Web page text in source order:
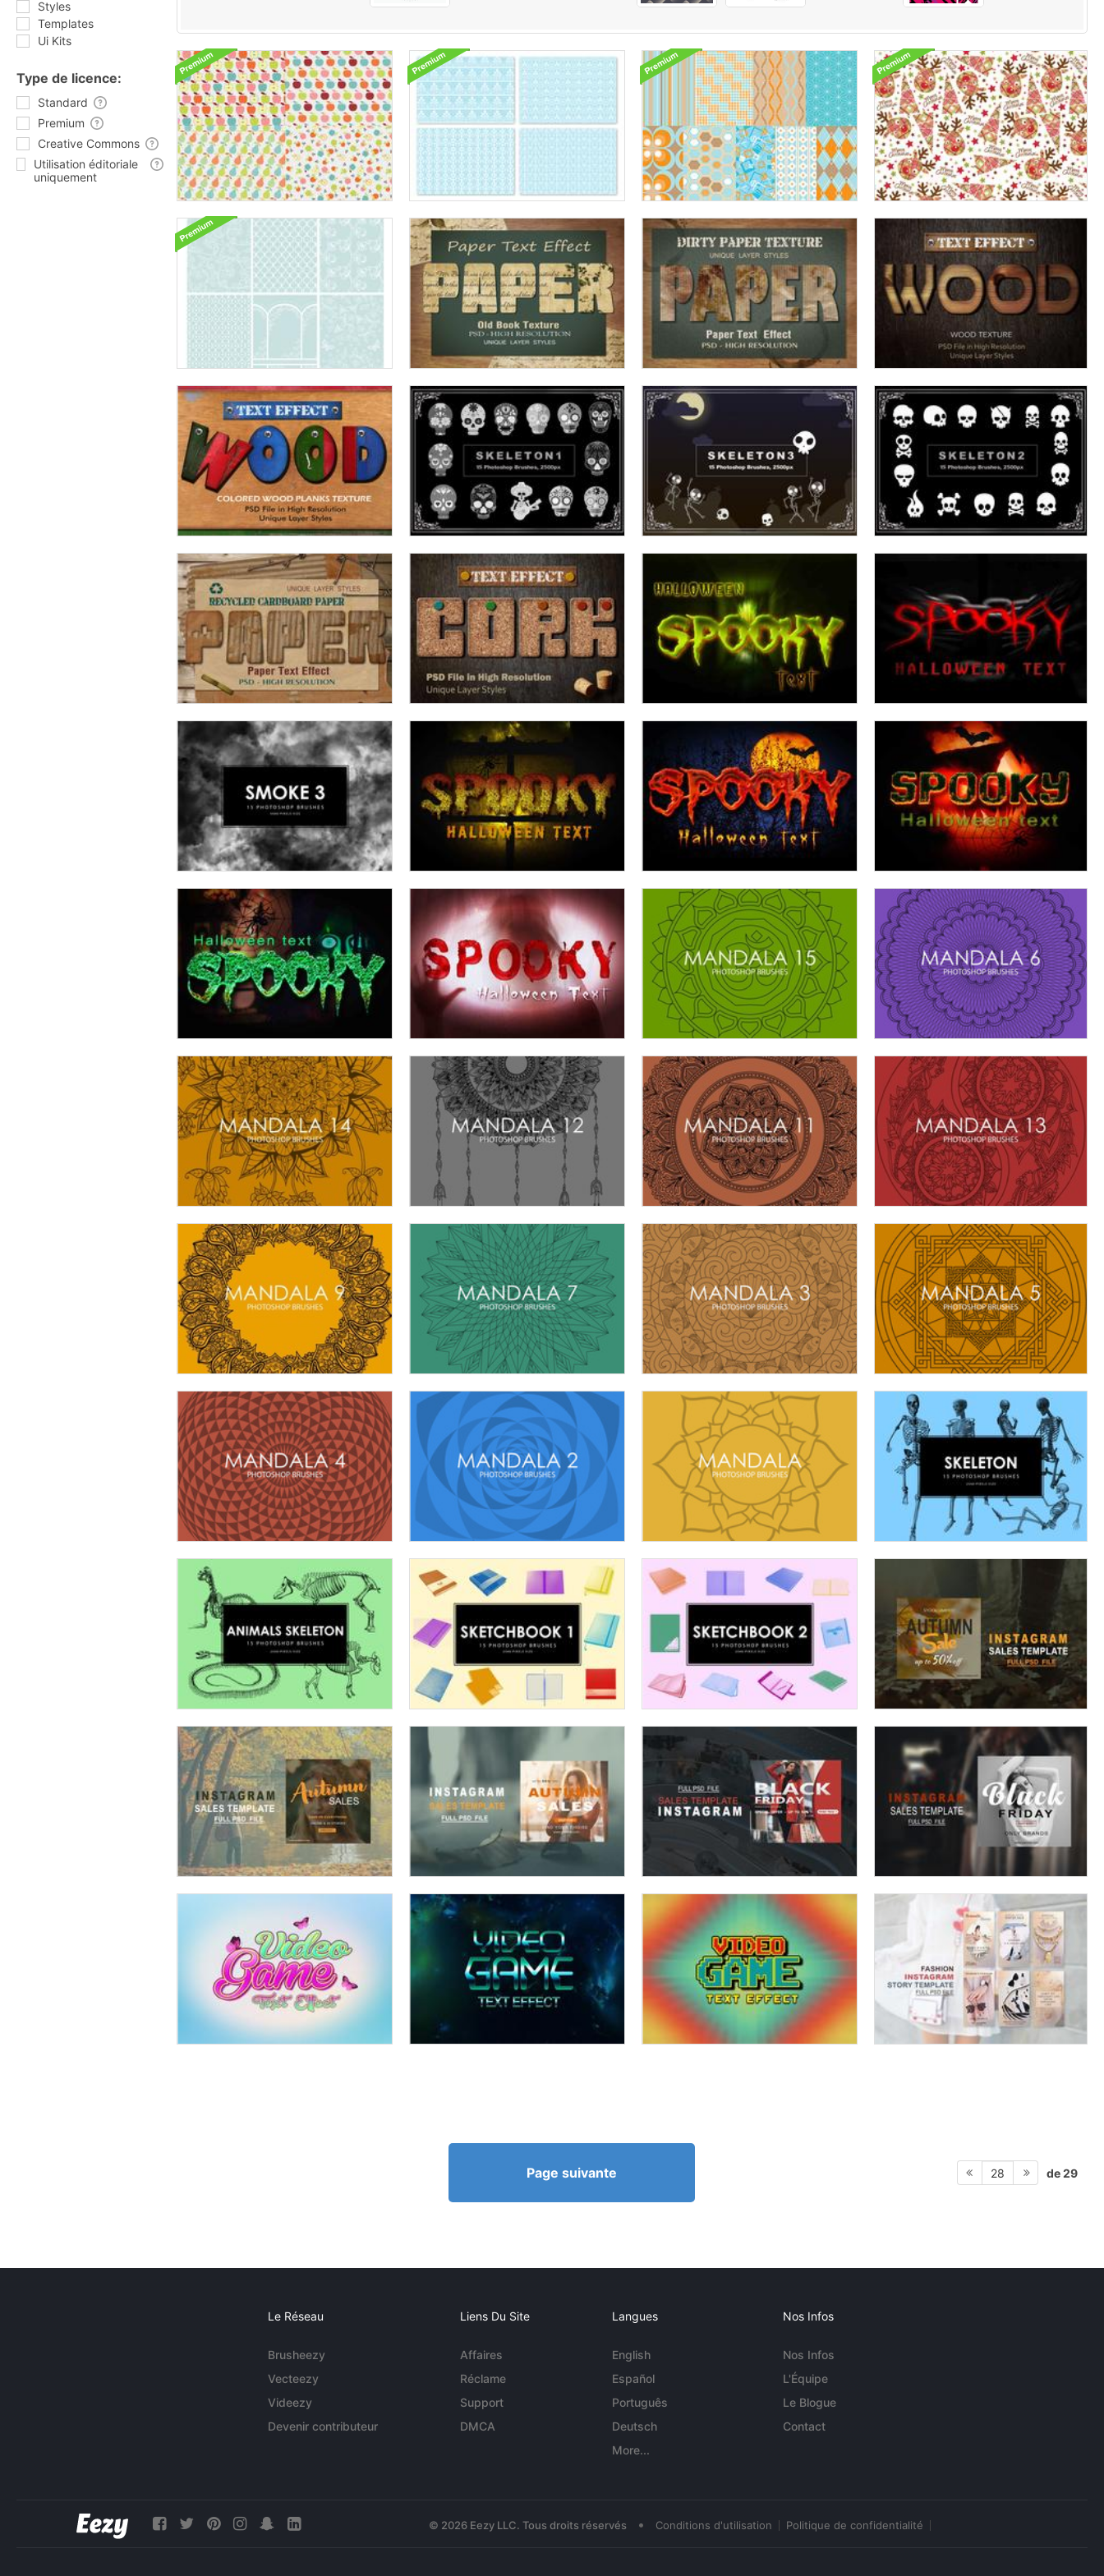
Styles
Templates
Ui Kits
Type de licence:
Standard
Premium
Creative Commons
Utilisation éditoriale
uniquement
Page suivante 28 de 29
Le Réseau
Brusheezy
Vecteezy
Videezy
Devenir contributeur
Liens Du Site
Affaires
Réclame
Support
DMCA
Langues
English
Español
Português
Deutsch
More...
Nos Infos
Nos Infos
L'Équipe
Le Blogue
Contact
© 2026 Eezy LLC. Tous droits réservés • Conditions d'utilisation Politique de confidentialité